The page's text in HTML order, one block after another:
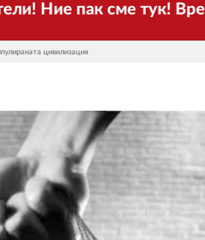
пак сме тук! Времето
цивилизация